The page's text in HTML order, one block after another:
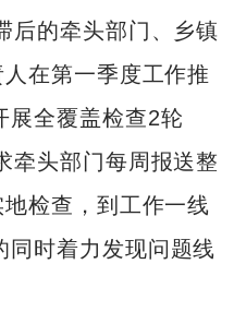
后的牵头部门、乡镇
在第一季度工作推
展全覆盖检查2轮
牵头部门每周报送整
地检查，到工作一线
同时着力发现问题线